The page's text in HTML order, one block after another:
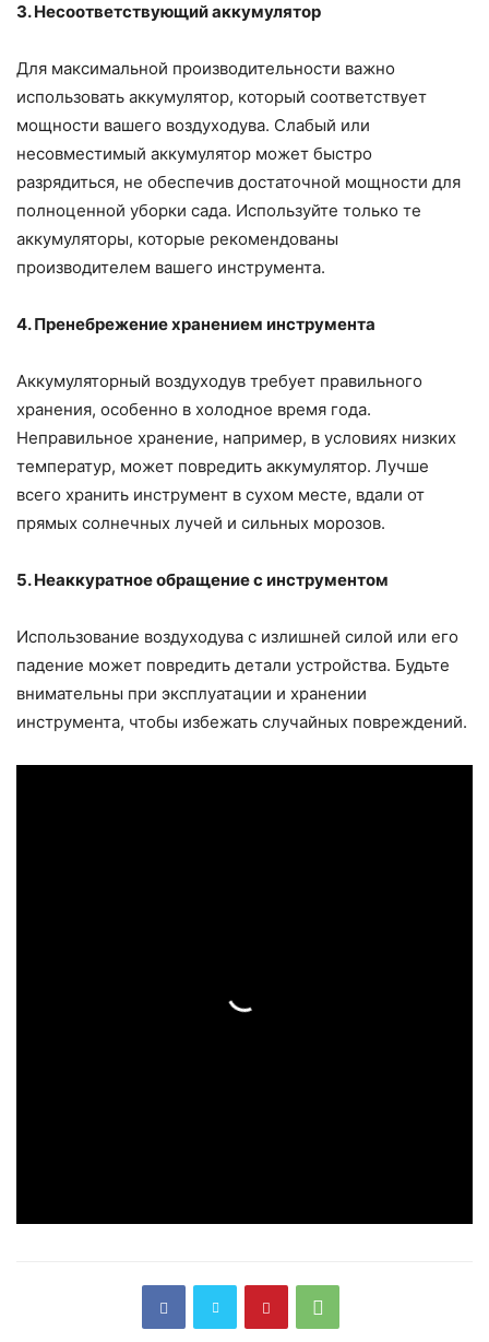
3. Несоответствующий аккумулятор
Для максимальной производительности важно
использовать аккумулятор, который соответствует
мощности вашего воздуходува. Слабый или
несовместимый аккумулятор может быстро
разрядиться, не обеспечив достаточной мощности для
полноценной уборки сада. Используйте только те
аккумуляторы, которые рекомендованы
производителем вашего инструмента.
4. Пренебрежение хранением инструмента
Аккумуляторный воздуходув требует правильного
хранения, особенно в холодное время года.
Неправильное хранение, например, в условиях низких
температур, может повредить аккумулятор. Лучше
всего хранить инструмент в сухом месте, вдали от
прямых солнечных лучей и сильных морозов.
5. Неаккуратное обращение с инструментом
Использование воздуходува с излишней силой или его
падение может повредить детали устройства. Будьте
внимательны при эксплуатации и хранении
инструмента, чтобы избежать случайных повреждений.